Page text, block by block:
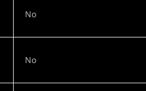
No
No